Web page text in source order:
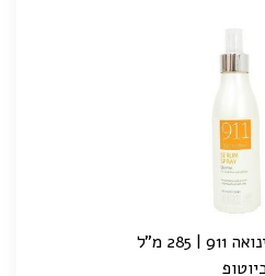
285 מ"ל